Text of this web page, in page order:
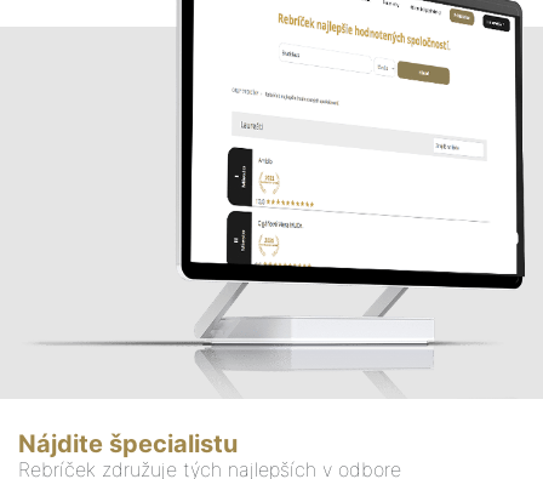
Nájdite špecialistu
Rebríček združuje tých najlepších v odbore